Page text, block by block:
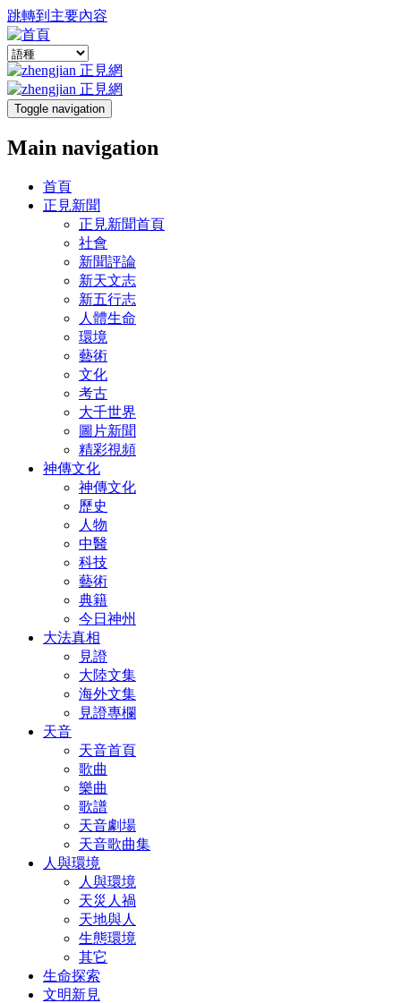
跳轉到主要內容
Toggle navigation
Main navigation
首頁
正見新聞
正見新聞首頁
社會
新聞評論
新天文志
新五行志
人體生命
環境
藝術
文化
考古
大千世界
圖片新聞
精彩視頻
神傳文化
神傳文化
歷史
人物
中醫
科技
藝術
典籍
今日神州
大法真相
見證
大陸文集
海外文集
見證專欄
天音
天音首頁
歌曲
樂曲
歌譜
天音劇場
天音歌曲集
人與環境
人與環境
天災人禍
天地與人
生態環境
其它
生命探索
文明新見